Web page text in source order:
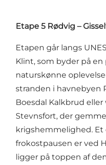
Etape 5 Rødvig –
Etapen går langs
Klint, som byder på
naturskønne
stranden i havnebyen
Boesdal Kalkbrud
Stevnsfort, der
krigshemmelighed. Et
frokostpausen er ved
ligger på toppen af